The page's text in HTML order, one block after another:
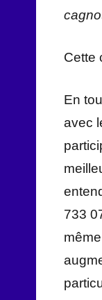
Cette
En
avec
733